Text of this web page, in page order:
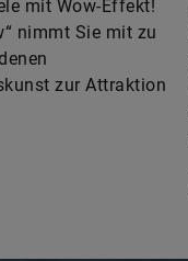
mit Wow-Effekt!
nimmt Sie mit zu
zur Attraktion